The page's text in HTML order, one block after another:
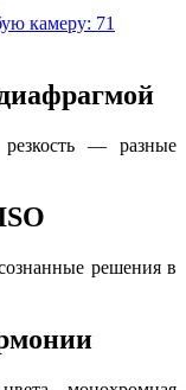
— разные
решения в